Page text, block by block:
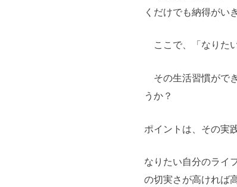
くだけでも納得がい
ここで、「なりた
その生活習慣がで
うか？
ポイントは、その実
なりたい自分のライ
の切実さが高ければ